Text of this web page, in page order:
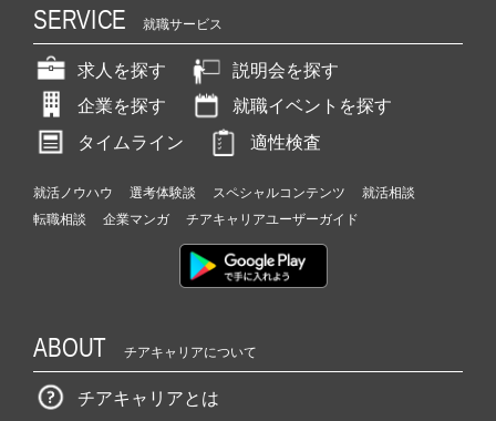
SERVICE 就職サービス
求人を探す
説明会を探す
企業を探す
就職イベントを探す
タイムライン
適性検査
就活ノウハウ 選考体験談 スペシャルコンテンツ
就活相談
転職相談
企業マンガ チアキャリアユーザーガイド
ABOUT チアキャリアについて
チアキャリアとは